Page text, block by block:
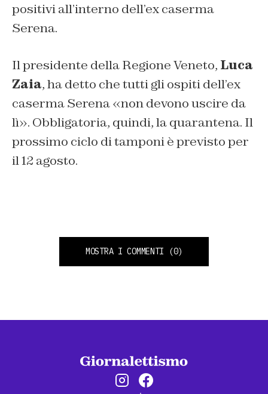
positivi all’interno dell’ex caserma
Serena.
Il presidente della Regione Veneto, Luca
Zaia, ha detto che tutti gli ospiti dell’ex
caserma Serena «non devono uscire da
lì». Obbligatoria, quindi, la quarantena. Il
prossimo ciclo di tamponi è previsto per
il 12 agosto.
MOSTRA I COMMENTI (0)